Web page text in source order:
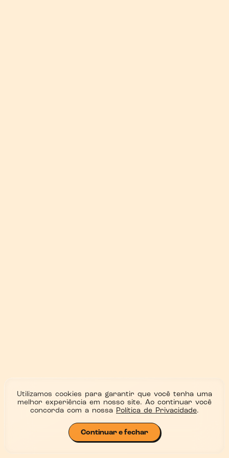
Utilizamos cookies para garantir que você tenha uma
melhor experiência em nosso site. Ao continuar você
concorda com a nossa Política de Privacidade.
Continuar e fechar